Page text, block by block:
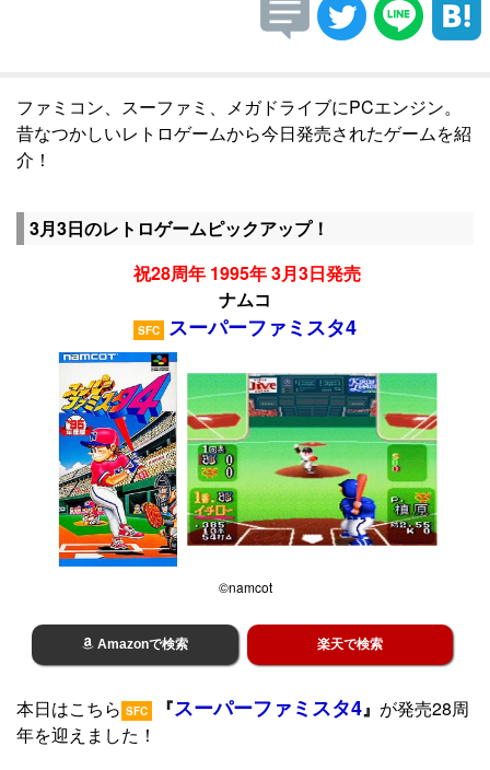
ファミコン、スーファミ、メガドライブにPCエンジン。
昔なつかしいレトロゲームから今日発売されたゲームを紹
介！
3月3日のレトロゲームピックアップ！
祝28周年 1995年 3月3日発売
ナムコ
SFC スーパーファミスタ4
©namcot
Amazonで検索 楽天で検索
本日はこちら SFC 『スーパーファミスタ4』 が発売28周
年を迎えました！